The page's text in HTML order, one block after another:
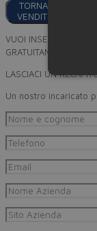
TORNA AI
VENDITORI
VUOI INSERIRE I TUOI
GRATUITAMENTE SU
LASCIACI UN
Un nostro incaricato